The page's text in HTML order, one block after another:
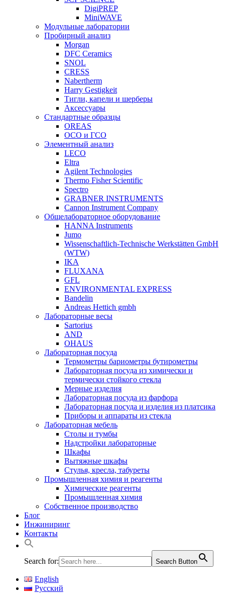
DigiPREP
MiniWAVE
Модульные лаборатории
Пробирный анализ
Morgan
DFC Ceramics
SNOL
CRESS
Nabertherm
Harry Gestigkeit
Тигли, капели и шерберы
Аксессуары
Стандартные образцы
OREAS
ОСО и ГСО
Элементный анализ
LECO
Eltra
Agilent Technologies
Thermo Fisher Scientific
Spectro
GRABNER INSTRUMENTS
Cannon Instrument Company
Общелабораторное оборудование
HANNA Instruments
Jumo
Wissenschaftlich-Technische Werkstätten GmbH
(WTW)
IKA
FLUXANA
GFL
ENVIRONMENTAL EXPRESS
Bandelin
Andreas Hettich gmbh
Лабораторные весы
Sartorius
AND
OHAUS
Лабораторная посуда
Термометры бариометры бутирометры
Лабораторная посуда из химически и
термически стойкого стекла
Мерные изделия
Лабораторная посуда из фарфора
Лабораторная посуда и изделия из платсика
Приборы и аппараты из стекла
Лабораторная мебель
Столы и тумбы
Надстройки лабораторные
Шкафы
Вытяжные шкафы
Стулья, кресла, табуреты
Промышленная химия и реагенты
Химические реагенты
Промышленная химия
Собственное производство
Блог
Инжиниринг
Контакты
Search for: Search Button
English
Русский